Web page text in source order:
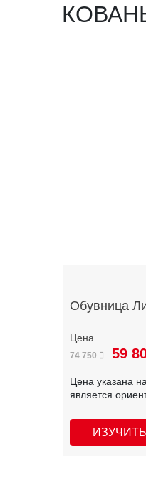
Обувница
74 750 59
Цена указана
является
ИЗУЧИТЬ